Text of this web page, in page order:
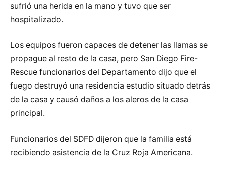
sufrió una herida en la mano y tuvo que ser
hospitalizado.
Los equipos fueron capaces de detener las llamas se
propague al resto de la casa, pero San Diego Fire-
Rescue funcionarios del Departamento dijo que el
fuego destruyó una residencia estudio situado detrás
de la casa y causó daños a los aleros de la casa
principal.
Funcionarios del SDFD dijeron que la familia está
recibiendo asistencia de la Cruz Roja Americana.